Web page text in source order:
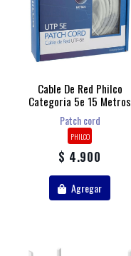
Cable De Red Philco
Categoria 5e 15 Metros
Patch cord
PHILCO
$ 4.900
Agregar